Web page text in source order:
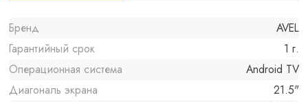
Бренд
AVEL
Гарантийный срок
1 г.
Операционная система
Android TV
Диагональ экрана
21.5"